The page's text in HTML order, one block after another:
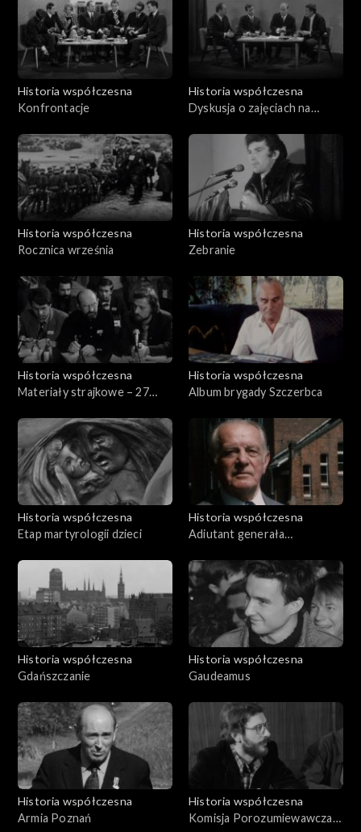
Historia współczesna
Konfrontacje
Historia współczesna
Dyskusja o zajęciach na
Historia współczesna
Rocznica września
Historia współczesna
Zebranie
Historia współczesna
Materiały strajkowe – 27
Historia współczesna
Album brygady Szczerbca
Historia współczesna
Etap martyrologii dzieci
Historia współczesna
Adiutant generała
Historia współczesna
Gdańszczanie
Historia współczesna
Gaudeamus
Historia współczesna
Armia Poznań
Historia współczesna
Komisja Porozumiewawcza